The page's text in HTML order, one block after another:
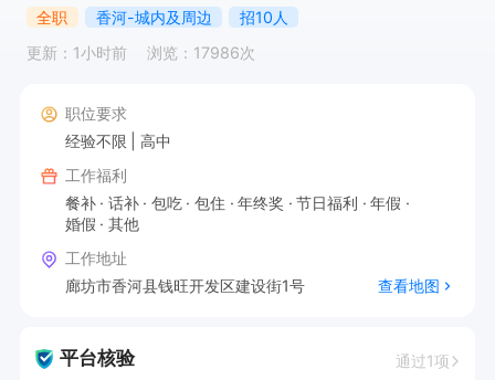
全职 香河-城内及周边
招10人
更新：1小时前
浏览：17986次
职位要求
经验不限
高中
工作福利
餐补
话补 包吃 包住 年终奖 节日福利
年假
婚假
其他
工作地址
廊坊市香河县钱旺开发区建设街1号
查看地图
平台核验 通过1项